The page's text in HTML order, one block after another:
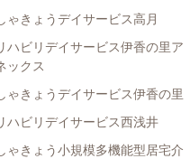
ゃきょうデイサービス高月
ハビリデイサービス伊香の里ア
ックス
ゃきょうデイサービス伊香の里
ハビリデイサービス西浅井
ゃきょう小規模多機能型居宅介